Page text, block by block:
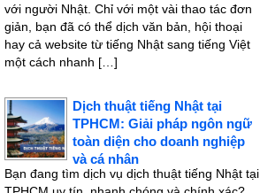
với người Nhật. Chỉ với một vài thao tác đơn
giản, bạn đã có thể dịch văn bản, hội thoại
hay cả website từ tiếng Nhật sang tiếng Việt
một cách nhanh […]
Dịch thuật tiếng Nhật tại
TPHCM: Giải pháp ngôn ngữ
toàn diện cho doanh nghiệp
và cá nhân
Bạn đang tìm dịch vụ dịch thuật tiếng Nhật tại